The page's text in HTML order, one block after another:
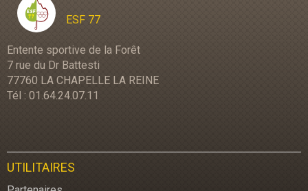
ESF 77
Entente sportive de la Forêt
7 rue du Dr Battesti
77760 LA CHAPELLE LA REINE
Tél : 01.64.24.07.11
UTILITAIRES